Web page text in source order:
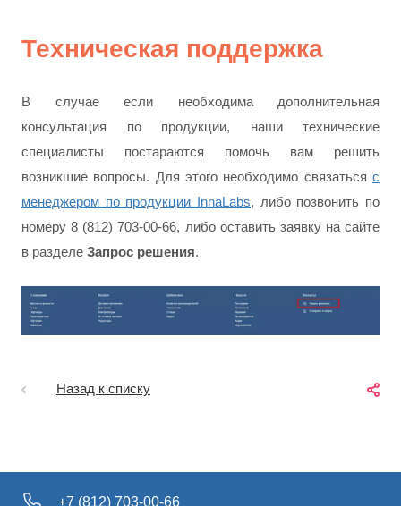
Техническая поддержка
В случае если необходима дополнительная
консультация по продукции, наши технические
специалисты постараются помочь вам решить
возникшие вопросы. Для этого необходимо связаться с
менеджером по продукции InnaLabs, либо позвонить по
номеру 8 (812) 703-00-66, либо оставить заявку на сайте
в разделе Запрос решения.
Назад к списку
+7 (812) 703-00-66